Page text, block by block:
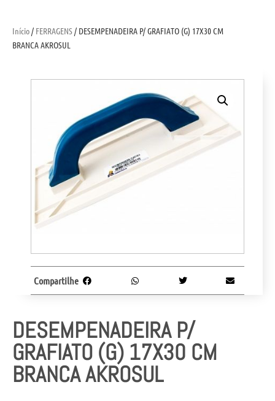
Início/ FERRAGENS/ DESEMPENADEIRA P/ GRAFIATO (G) 17X30 CM
BRANCA AKROSUL
DESEMPENADEIRA P/
GRAFIATO (G) 17X30 CM
BRANCA AKROSUL
Compartilhe